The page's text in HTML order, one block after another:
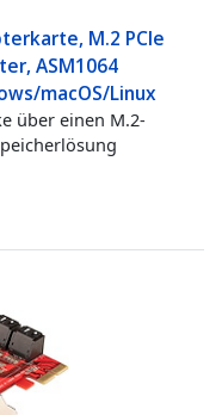
M.2 PCIe
ASM1064
macOS/Linux
über einen M.2-